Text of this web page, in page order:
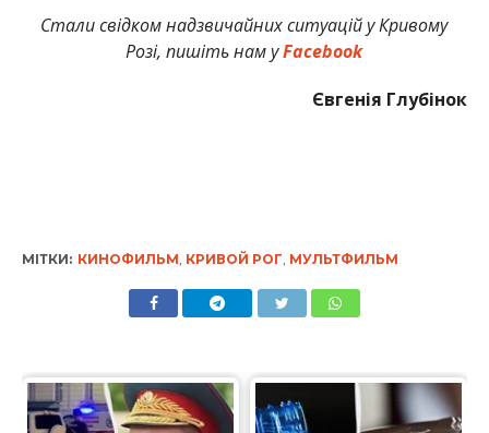
Стали свідком надзвичайних ситуацій у Кривому
Розі, пишіть нам уFacebook
Євгенія Глубінок
МІТКИ: КИНОФИЛЬМ КРИВОЙ РОГ МУЛЬТФИЛЬМ